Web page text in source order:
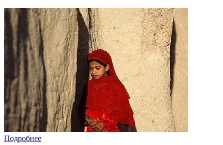
Подробнее